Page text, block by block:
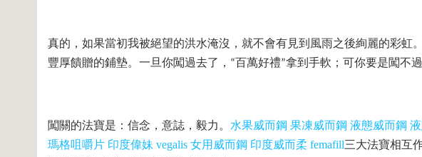
真的，如果當初我被絕望的洪水淹沒，就不會有見到風雨之後絢麗的彩虹
豐厚饋贈的鋪墊。一旦你闖過去了， “百萬好禮”拿到手軟；可你要是闖不
闖關的法寶是：信念，意誌，毅力。 水果威而鋼 果凍威而鋼 液態威而鋼
瑪格咀嚼片 印度偉妹 vegalis 女用威而鋼 印度威而柔 femafill三大法寶相互